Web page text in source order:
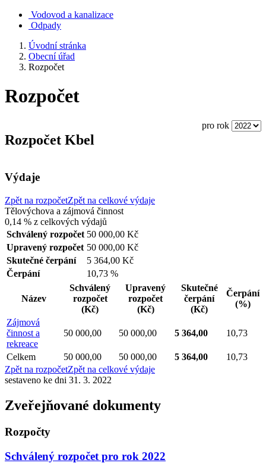
Vodovod a kanalizace
Odpady
Úvodní stránka
Obecní úřad
Rozpočet
Rozpočet
pro rok
Rozpočet Kbel
Výdaje
Zpět na rozpočetZpět na celkové výdaje
Tělovýchova a zájmová činnost
0,14 % z celkových výdajů
Schválený rozpočet 50 000,00 Kč
Upravený rozpočet 50 000,00 Kč
Skutečné čerpání
5 364,00 Kč
Čerpání
10,73 %
Název
Schválený
rozpočet
(Kč)
Upravený
rozpočet
(Kč)
Skutečné
čerpání
(Kč)
Čerpání
(%)
Zájmová
činnost a
rekreace
50 000,00 50 000,00 5 364,00 10,73
Celkem 50 000,00 50 000,00 5 364,00
10,73
Zpět na rozpočetZpět na celkové výdaje
sestaveno ke dni 31. 3. 2022
Zveřejňované dokumenty
Rozpočty
Schválený rozpočet pro rok 2022